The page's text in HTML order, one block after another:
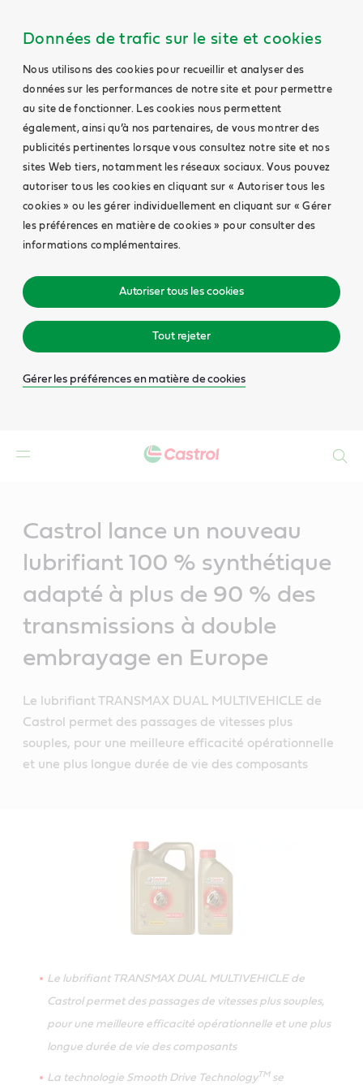
Données de trafic sur le site et cookies
Nous utilisons des cookies pour recueillir et analyser des
données sur les performances de notre site et pour permettre
au site de fonctionner. Les cookies nous permettent
également, ainsi qu’à nos partenaires, de vous montrer des
publicités pertinentes lorsque vous consultez notre site et nos
sites Web tiers, notamment les réseaux sociaux. Vous pouvez
autoriser tous les cookies en cliquant sur « Autoriser tous les
cookies » ou les gérer individuellement en cliquant sur « Gérer
les préférences en matière de cookies » pour consulter des
informations complémentaires.
Autoriser tous les cookies
Tout rejeter
Gérer les préférences en matière de cookies
Castrol lance un nouveau
lubrifiant 100 % synthétique
adapté à plus de 90 % des
transmissions à double
embrayage en Europe
Le lubrifiant TRANSMAX DUAL MULTIVEHICLE de
Castrol permet des passages de vitesses plus
souples, pour une meilleure efficacité opérationnelle
et une plus longue durée de vie des composants
Le lubrifiant TRANSMAX DUAL MULTIVEHICLE de
Castrol permet des passages de vitesses plus souples,
pour une meilleure efficacité opérationnelle et une plus
longue durée de vie des composants
La technologie Smooth Drive Technology TM se